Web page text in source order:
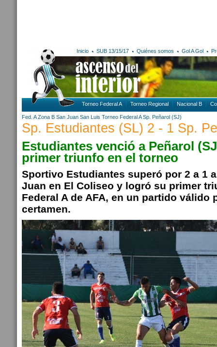
Inicio SUB 13/15/17 Quiénes somos Gol A Gol
Torneo Federal A Torneo Regional Nacional B
Fed. A Zona B San Juan San Luis Torneo Federal A Sp. Peñarol (SJ)
Sp. Estudiantes (SL) 2 - 1 Sp.
Estudiantes venció a Peñarol
primer triunfo en el torneo
Sportivo Estudiantes superó por 2 a 1
Juan en El Coliseo y logró su primer
Federal A de AFA, en un partido válido
certamen.